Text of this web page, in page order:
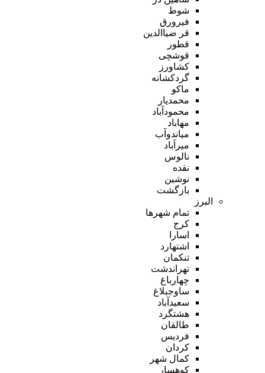
شوط
فیرورق
قر ضیاالدین
قطور
قوشچی
کشاورز
گردکشانه
ماکو
محمدیار
محمودآباد
مهاباد
میاندوآب
میرآباد
نالوس
نقده
نوشین
بازگشت
البرز
تمام شهر‌ها
کرج
اسارا
اشتهارد
تنکمان
تهراندشت
چهارباغ
ساوجبلاغ
سعیدآباد
هشتگرد
طالقان
فردیس
کردان
کمال شهر
کوهسار